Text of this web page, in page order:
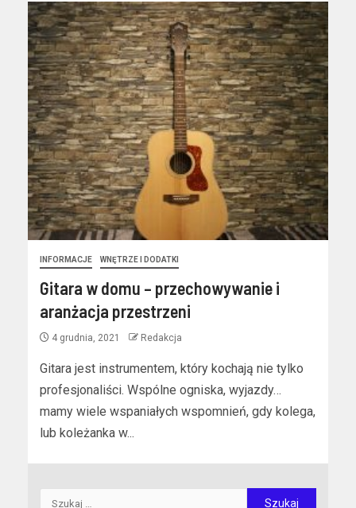
INFORMACJE WNĘTRZE I DODATKI
Gitara w domu – przechowywanie i
aranżacja przestrzeni
4 grudnia, 2021 Redakcja
Gitara jest instrumentem, który kochają nie tylko
profesjonaliści. Wspólne ogniska, wyjazdy…
mamy wiele wspaniałych wspomnień, gdy kolega,
lub koleżanka w...